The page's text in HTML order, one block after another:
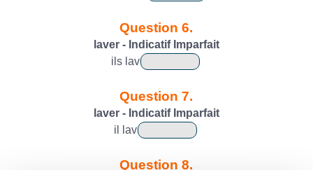
Question 6.
laver - Indicatif Imparfait
ils lav
Question 7.
laver - Indicatif Imparfait
il
lav
Question 8.